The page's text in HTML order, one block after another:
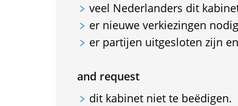
veel Nederlanders dit
er nieuwe verkiezingen
er partijen uitgesloten zijn
and request
dit kabinet niet te beëdigen.